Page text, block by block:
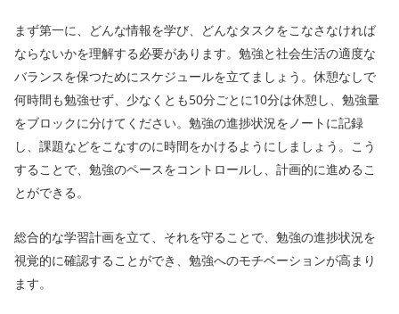
まず第一に、どんな情報を学び、どんなタスクをこなさなければ
ならないかを理解する必要があります。勉強と社会生活の適度な
バランスを保つためにスケジュールを立てましょう。休憩なしで
何時間も勉強せず、少なくとも50分ごとに10分は休憩し、勉強量
をブロックに分けてください。勉強の進捗状況をノートに記録
し、課題などをこなすのに時間をかけるようにしましょう。こう
することで、勉強のペースをコントロールし、計画的に進めるこ
とができる。
総合的な学習計画を立て、それを守ることで、勉強の進捗状況を
視覚的に確認することができ、勉強へのモチベーションが高まり
ます。